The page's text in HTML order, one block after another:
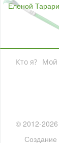
Еленой
Кто я? Мой
© 2012-
Создание